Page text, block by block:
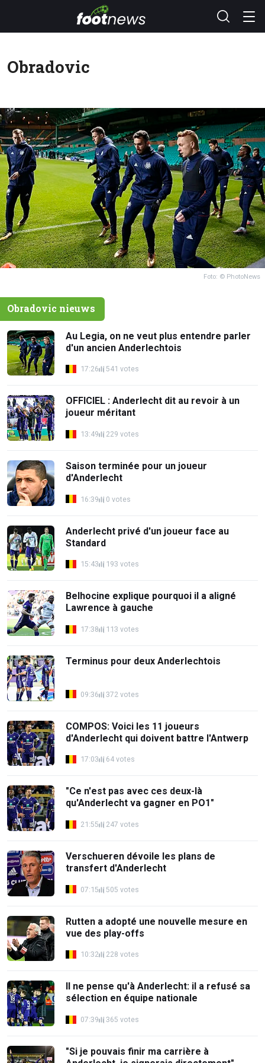
Obradovic
Foto: © PhotoNews
Obradovic nieuws
Au Legia, on ne veut plus entendre parler
d'un ancien Anderlechtois
17:26 541 votes
OFFICIEL : Anderlecht dit au revoir à un
joueur méritant
13:49 229 votes
Saison terminée pour un joueur
d'Anderlecht
16:39 0 votes
Anderlecht privé d'un joueur face au
Standard
15:43 193 votes
Belhocine explique pourquoi il a aligné
Lawrence à gauche
17:38 113 votes
Terminus pour deux Anderlechtois
09:36 372 votes
COMPOS: Voici les 11 joueurs
d'Anderlecht qui doivent battre l'Antwerp
17:03 64 votes
"Ce n'est pas avec ces deux-là
qu'Anderlecht va gagner en PO1"
21:55 247 votes
Verschueren dévoile les plans de
transfert d'Anderlecht
07:15 505 votes
Rutten a adopté une nouvelle mesure en
vue des play-offs
10:32 228 votes
Il ne pense qu'à Anderlecht: il a refusé sa
sélection en équipe nationale
07:39 365 votes
"Si je pouvais finir ma carrière à